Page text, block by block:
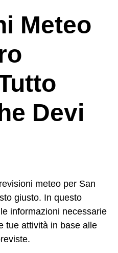
Meteo
Devi
meteo per San
giusto. In questo
informazioni necessarie
tue attività in base alle